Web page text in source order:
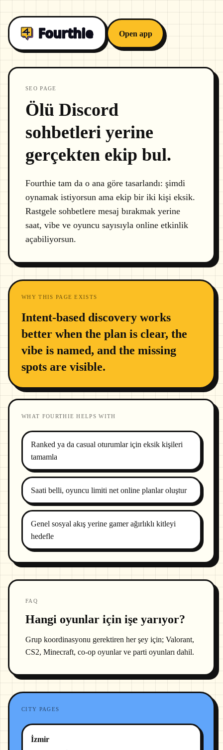
Open app
SEO PAGE
Ölü Discord
sohbetleri yerine
gerçekten ekip bul.
Fourthie tam da o ana göre tasarlandı: şimdi
oynamak istiyorsun ama ekip bir iki kişi eksik.
Rastgele sohbetlere mesaj bırakmak yerine
saat, vibe ve oyuncu sayısıyla online etkinlik
açabiliyorsun.
WHY THIS PAGE EXISTS
Intent-based discovery works
better when the plan is clear, the
vibe is named, and the missing
spots are visible.
WHAT FOURTHIE HELPS WITH
Ranked ya da casual oturumlar için eksik kişileri
tamamla
Saati belli, oyuncu limiti net online planlar oluştur
Genel sosyal akış yerine gamer ağırlıklı kitleyi
hedefle
FAQ
Hangi oyunlar için işe yarıyor?
Grup koordinasyonu gerektiren her şey için; Valorant,
CS2, Minecraft, co-op oyunlar ve parti oyunları dahil.
CITY PAGES
İzmir